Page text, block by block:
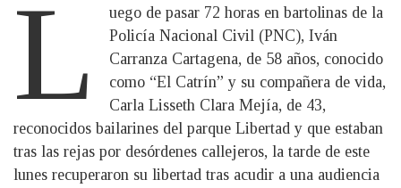
L
uego de pasar 72 horas en bartolinas de la
Policía Nacional Civil (PNC), Iván
Carranza Cartagena, de 58 años, conocido
como “El Catrín” y su compañera de vida,
Carla Lisseth Clara Mejía, de 43,
reconocidos bailarines del parque Libertad y que estaban
tras las rejas por desórdenes callejeros, la tarde de este
lunes recuperaron su libertad tras acudir a una audiencia